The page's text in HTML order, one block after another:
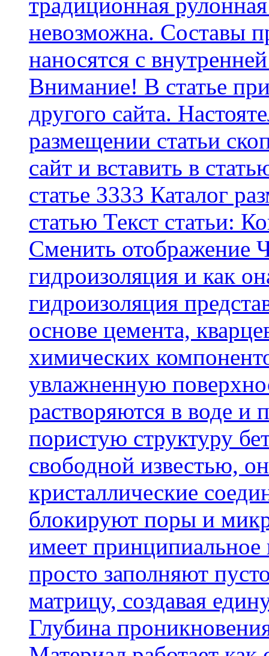
невозможна. Составы
наносятся с
Внимание! В статье
другого сайта.
размещении статьи
сайт и вставить в
статье 3333 Каталог
статью Текст статьи:
Cменить отображение
гидроизоляция и как
гидроизоляция
основе цемента,
химических
увлажненную
растворяются в воде и
пористую структуру
свободной известью,
кристаллические
блокируют поры и
имеет
просто заполняют
матрицу, создавая
Глубина